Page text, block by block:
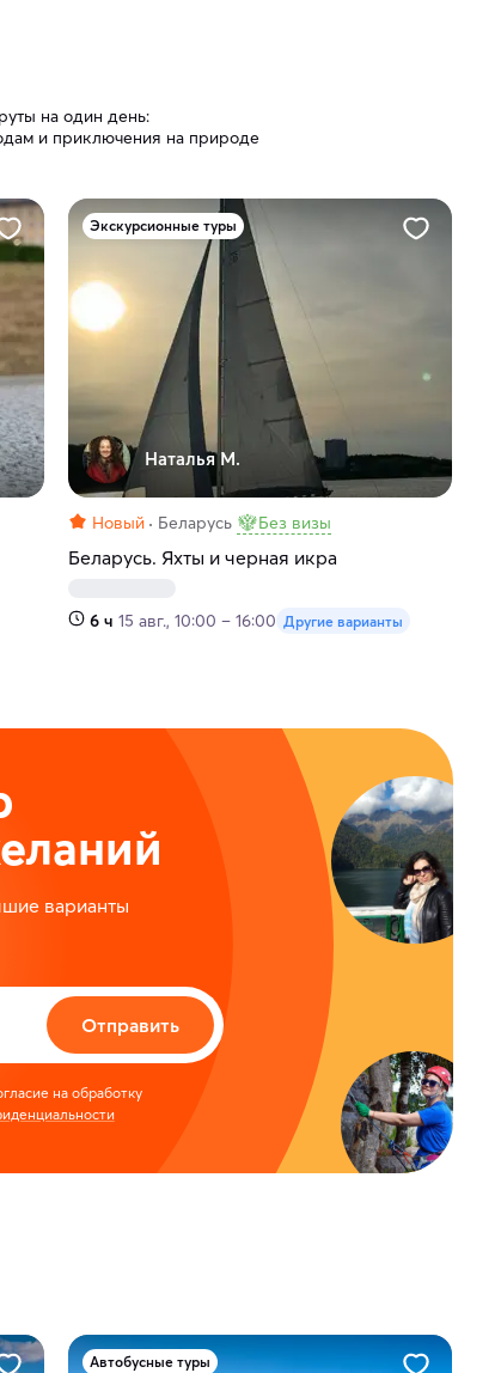
на один день:
и приключения на природе
Экскурсионные туры
Наталья М.
Новый Беларусь Без визы
Беларусь. Яхты и черная икра
6 ч 15 авг., 10:00 – 16:00 Другие варианты
варианты
Отправить
на обработку
Автобусные туры